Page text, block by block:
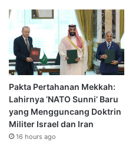
Pakta Pertahanan Mekkah:
Lahirnya ‘NATO Sunni’ Baru
yang Mengguncang Doktrin
Militer Israel dan Iran
16 hours ago